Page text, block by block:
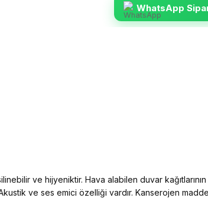
WhatsApp
ve hijyeniktir. Hava alabilen duvar kağıtlarının
ve ses emici özelliği vardır. Kanserojen